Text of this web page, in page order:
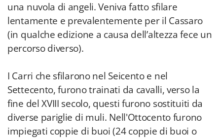
una nuvola di angeli. Veniva fatto sfilare
lentamente e prevalentemente per il Cassaro
(in qualche edizione a causa dell’altezza fece un
percorso diverso).
I Carri che sfilarono nel Seicento e nel
Settecento, furono trainati da cavalli, verso la
fine del XVIII secolo, questi furono sostituiti da
diverse pariglie di muli. Nell'Ottocento furono
impiegati coppie di buoi (24 coppie di buoi o